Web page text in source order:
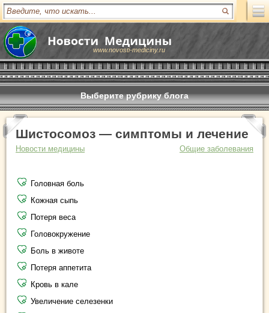
www.novosti-mediciny.ru
Выберите рубрику блога
Шистосомоз — симптомы и лечение
Новости медицины Общие заболевания
Головная боль
Кожная сыпь
Потеря веса
Головокружение
Боль в животе
Потеря аппетита
Кровь в кале
Увеличение селезенки